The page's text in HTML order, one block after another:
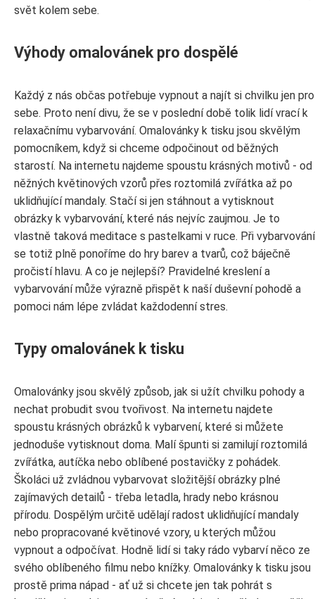
svět kolem sebe.
Výhody omalovánek pro dospělé
Každý z nás občas potřebuje vypnout a najít si chvilku jen pro
sebe. Proto není divu, že se v poslední době tolik lidí vrací k
relaxačnímu vybarvování. Omalovánky k tisku jsou skvělým
pomocníkem, když si chceme odpočinout od běžných
starostí. Na internetu najdeme spoustu krásných motivů - od
něžných květinových vzorů přes roztomilá zvířátka až po
uklidňující mandaly. Stačí si jen stáhnout a vytisknout
obrázky k vybarvování, které nás nejvíc zaujmou. Je to
vlastně taková meditace s pastelkami v ruce. Při vybarvování
se totiž plně ponoříme do hry barev a tvarů, což báječně
pročistí hlavu. A co je nejlepší? Pravidelné kreslení a
vybarvování může výrazně přispět k naší duševní pohodě a
pomoci nám lépe zvládat každodenní stres.
Typy omalovánek k tisku
Omalovánky jsou skvělý způsob, jak si užít chvilku pohody a
nechat probudit svou tvořivost. Na internetu najdete
spoustu krásných obrázků k vybarvení, které si můžete
jednoduše vytisknout doma. Malí špunti si zamilují roztomilá
zvířátka, autíčka nebo oblíbené postavičky z pohádek.
Školáci už zvládnou vybarvovat složitější obrázky plné
zajímavých detailů - třeba letadla, hrady nebo krásnou
přírodu. Dospělým určitě udělají radost uklidňující mandaly
nebo propracované květinové vzory, u kterých můžou
vypnout a odpočívat. Hodně lidí si taky rádo vybarví něco ze
svého oblíbeného filmu nebo knížky. Omalovánky k tisku jsou
prostě prima nápad - ať už si chcete jen tak pohrát s